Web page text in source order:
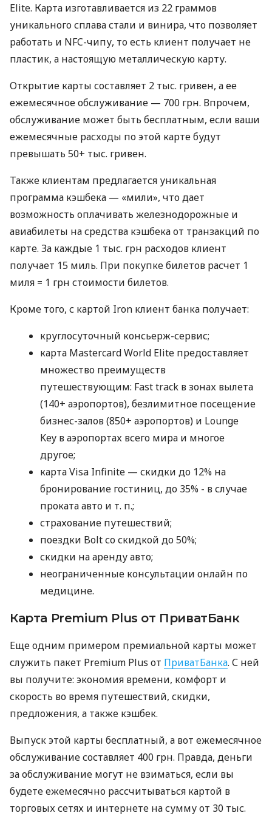
Elite. Карта изготавливается из 22 граммов
уникального сплава стали и винира, что позволяет
работать и NFC-чипу, то есть клиент получает не
пластик, а настоящую металлическую карту.
Открытие карты составляет 2 тыс. гривен, а ее
ежемесячное обслуживание — 700 грн. Впрочем,
обслуживание может быть бесплатным, если ваши
ежемесячные расходы по этой карте будут
превышать 50+ тыс. гривен.
Также клиентам предлагается уникальная
программа кэшбека — «мили», что дает
возможность оплачивать железнодорожные и
авиабилеты на средства кэшбека от транзакций по
карте. За каждые 1 тыс. грн расходов клиент
получает 15 миль. При покупке билетов расчет 1
миля = 1 грн стоимости билетов.
Кроме того, с картой Iron клиент банка получает:
круглосуточный консьерж-сервис;
карта Mastercard World Elite предоставляет
множество преимуществ
путешествующим: Fast track в зонах вылета
(140+ аэропортов), безлимитное посещение
бизнес-залов (850+ аэропортов) и Lounge
Key в аэропортах всего мира и многое
другое;
карта Visa Infinite — скидки до 12% на
бронирование гостиниц, до 35% - в случае
проката авто и т. п.;
страхование путешествий;
поездки Bolt со скидкой до 50%;
скидки на аренду авто;
неограниченные консультации онлайн по
медицине.
Карта Premium Plus от ПриватБанк
Еще одним примером премиальной карты может
служить пакет Premium Plus от ПриватБанка. С ней
вы получите: экономия времени, комфорт и
скорость во время путешествий, скидки,
предложения, а также кэшбек.
Выпуск этой карты бесплатный, а вот ежемесячное
обслуживание составляет 400 грн. Правда, деньги
за обслуживание могут не взиматься, если вы
будете ежемесячно рассчитываться картой в
торговых сетях и интернете на сумму от 30 тыс.